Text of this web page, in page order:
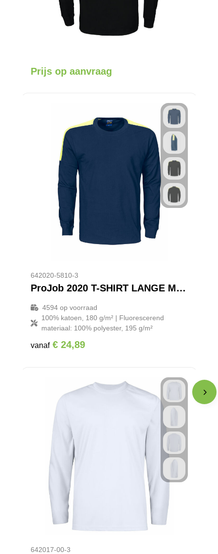
Prijs op aanvraag
642020-5810-3
ProJob 2020 T-SHIRT LANGE MOUWEN MET FLUO INZETSTUKKEN
4594op voorraad
100% katoen, 180 g/m² | Fluorescerend
materiaal: 100% polyester, 195 g/m²
vanaf € 24,89
642017-00-3